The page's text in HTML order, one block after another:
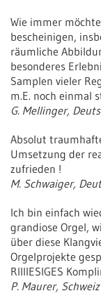
Wie immer
bescheinigen,
räumliche
besonderes
Samplen vieler
m.E. noch einmal
G. Mellinger,
Absolut
Umsetzung der
zufrieden !
M. Schwaiger,
Ich bin einfach
grandiose Orgel,
über diese
Orgelprojekte
RIIIIESIGES
P. Maurer,